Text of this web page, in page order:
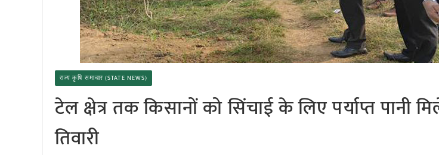
राज्य कृषि समाचार (STATE NEWS)
टेल क्षेत्र तक किसानों को सिंचाई के लिए पर्याप्त पानी
तिवारी